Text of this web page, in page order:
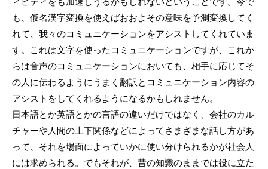
も、仮名漢字変換を使えばおおよその意味を予測変換してく
れて、我々のコミュニケーションをアシストしてくれていま
す。これは文字を使ったコミュニケーションですが、これか
らは音声のコミュニケーションにおいても、相手に応じてそ
の人に伝わるようにうまく翻訳とコミュニケーション内容の
アシストをしてくれるようになるかもしれません。
日本語とか英語とかの言語の違いだけではなく、会社のカル
チャーや人間の上下関係などによってさまざまな話し方があ
って、それを場面によっていかに使い分けられるかが社会人
には求められる。でもそれが、昔の知識のままでは役に立た